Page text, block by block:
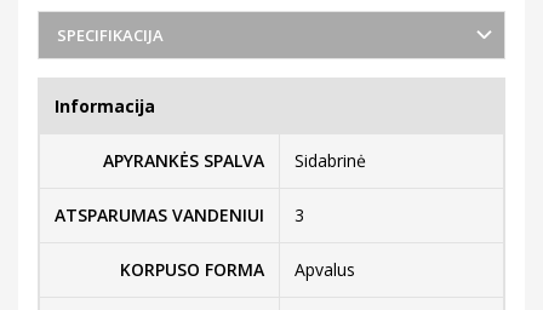
SPECIFIKACIJA
Informacija
APYRANKĖS SPALVA Sidabrinė
ATSPARUMAS VANDENIUI 3
KORPUSO FORMA Apvalus